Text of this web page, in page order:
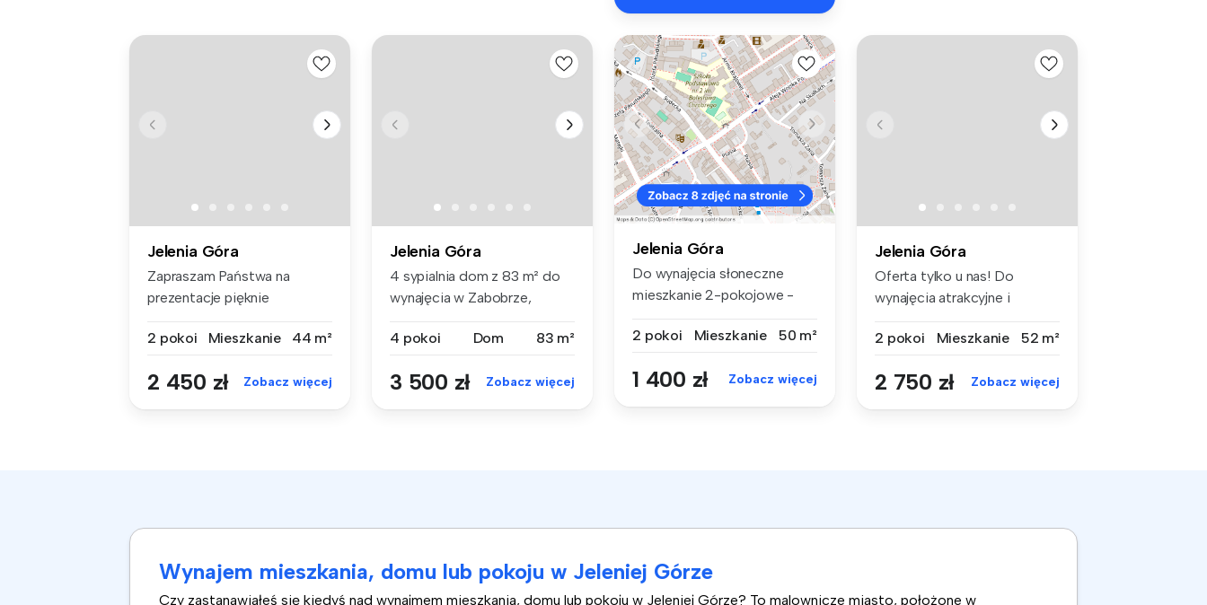
Jelenia Góra
Zapraszam Państwa na
prezentacje pięknie
2 pokoi
Mieszkanie 44 m²
2 450 zł Zobacz więcej
Jelenia Góra
4 sypialnia dom z 83 m² do
wynajęcia w Zabobrze,
4 pokoi
Dom 83 m²
3 500 zł Zobacz więcej
Jelenia Góra
Do wynajęcia słoneczne
mieszkanie 2-pokojowe -
2 pokoi
Mieszkanie 50 m²
1 400 zł Zobacz więcej
Jelenia Góra
Oferta tylko u nas! Do
wynajęcia atrakcyjne i
2 pokoi
Mieszkanie 52 m²
2 750 zł Zobacz więcej
Wynajem mieszkania, domu lub pokoju w Jeleniej Górze
Czy zastanawiałeś się kiedyś nad wynajmem mieszkania, domu lub pokoju w Jeleniej Górze? To malownicze miasto, położone w